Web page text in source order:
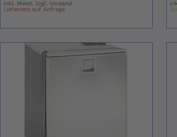
inkl. Mwst. zzgl.Versand
Lieferzeit auf Anfrage